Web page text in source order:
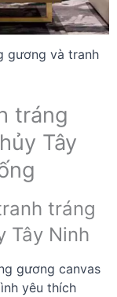
gương và tranh
tráng
Tây
tráng
Tây Ninh
gương canvas
yêu thích